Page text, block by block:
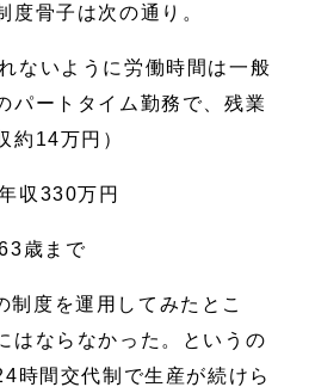
度骨子は次の通り。
ないように労働時間は一般
パートタイム勤務で、残業
約14万円）
収330万円
歳まで
制度を運用してみたとこ
はならなかった。というの
時間交代制で生産が続けら